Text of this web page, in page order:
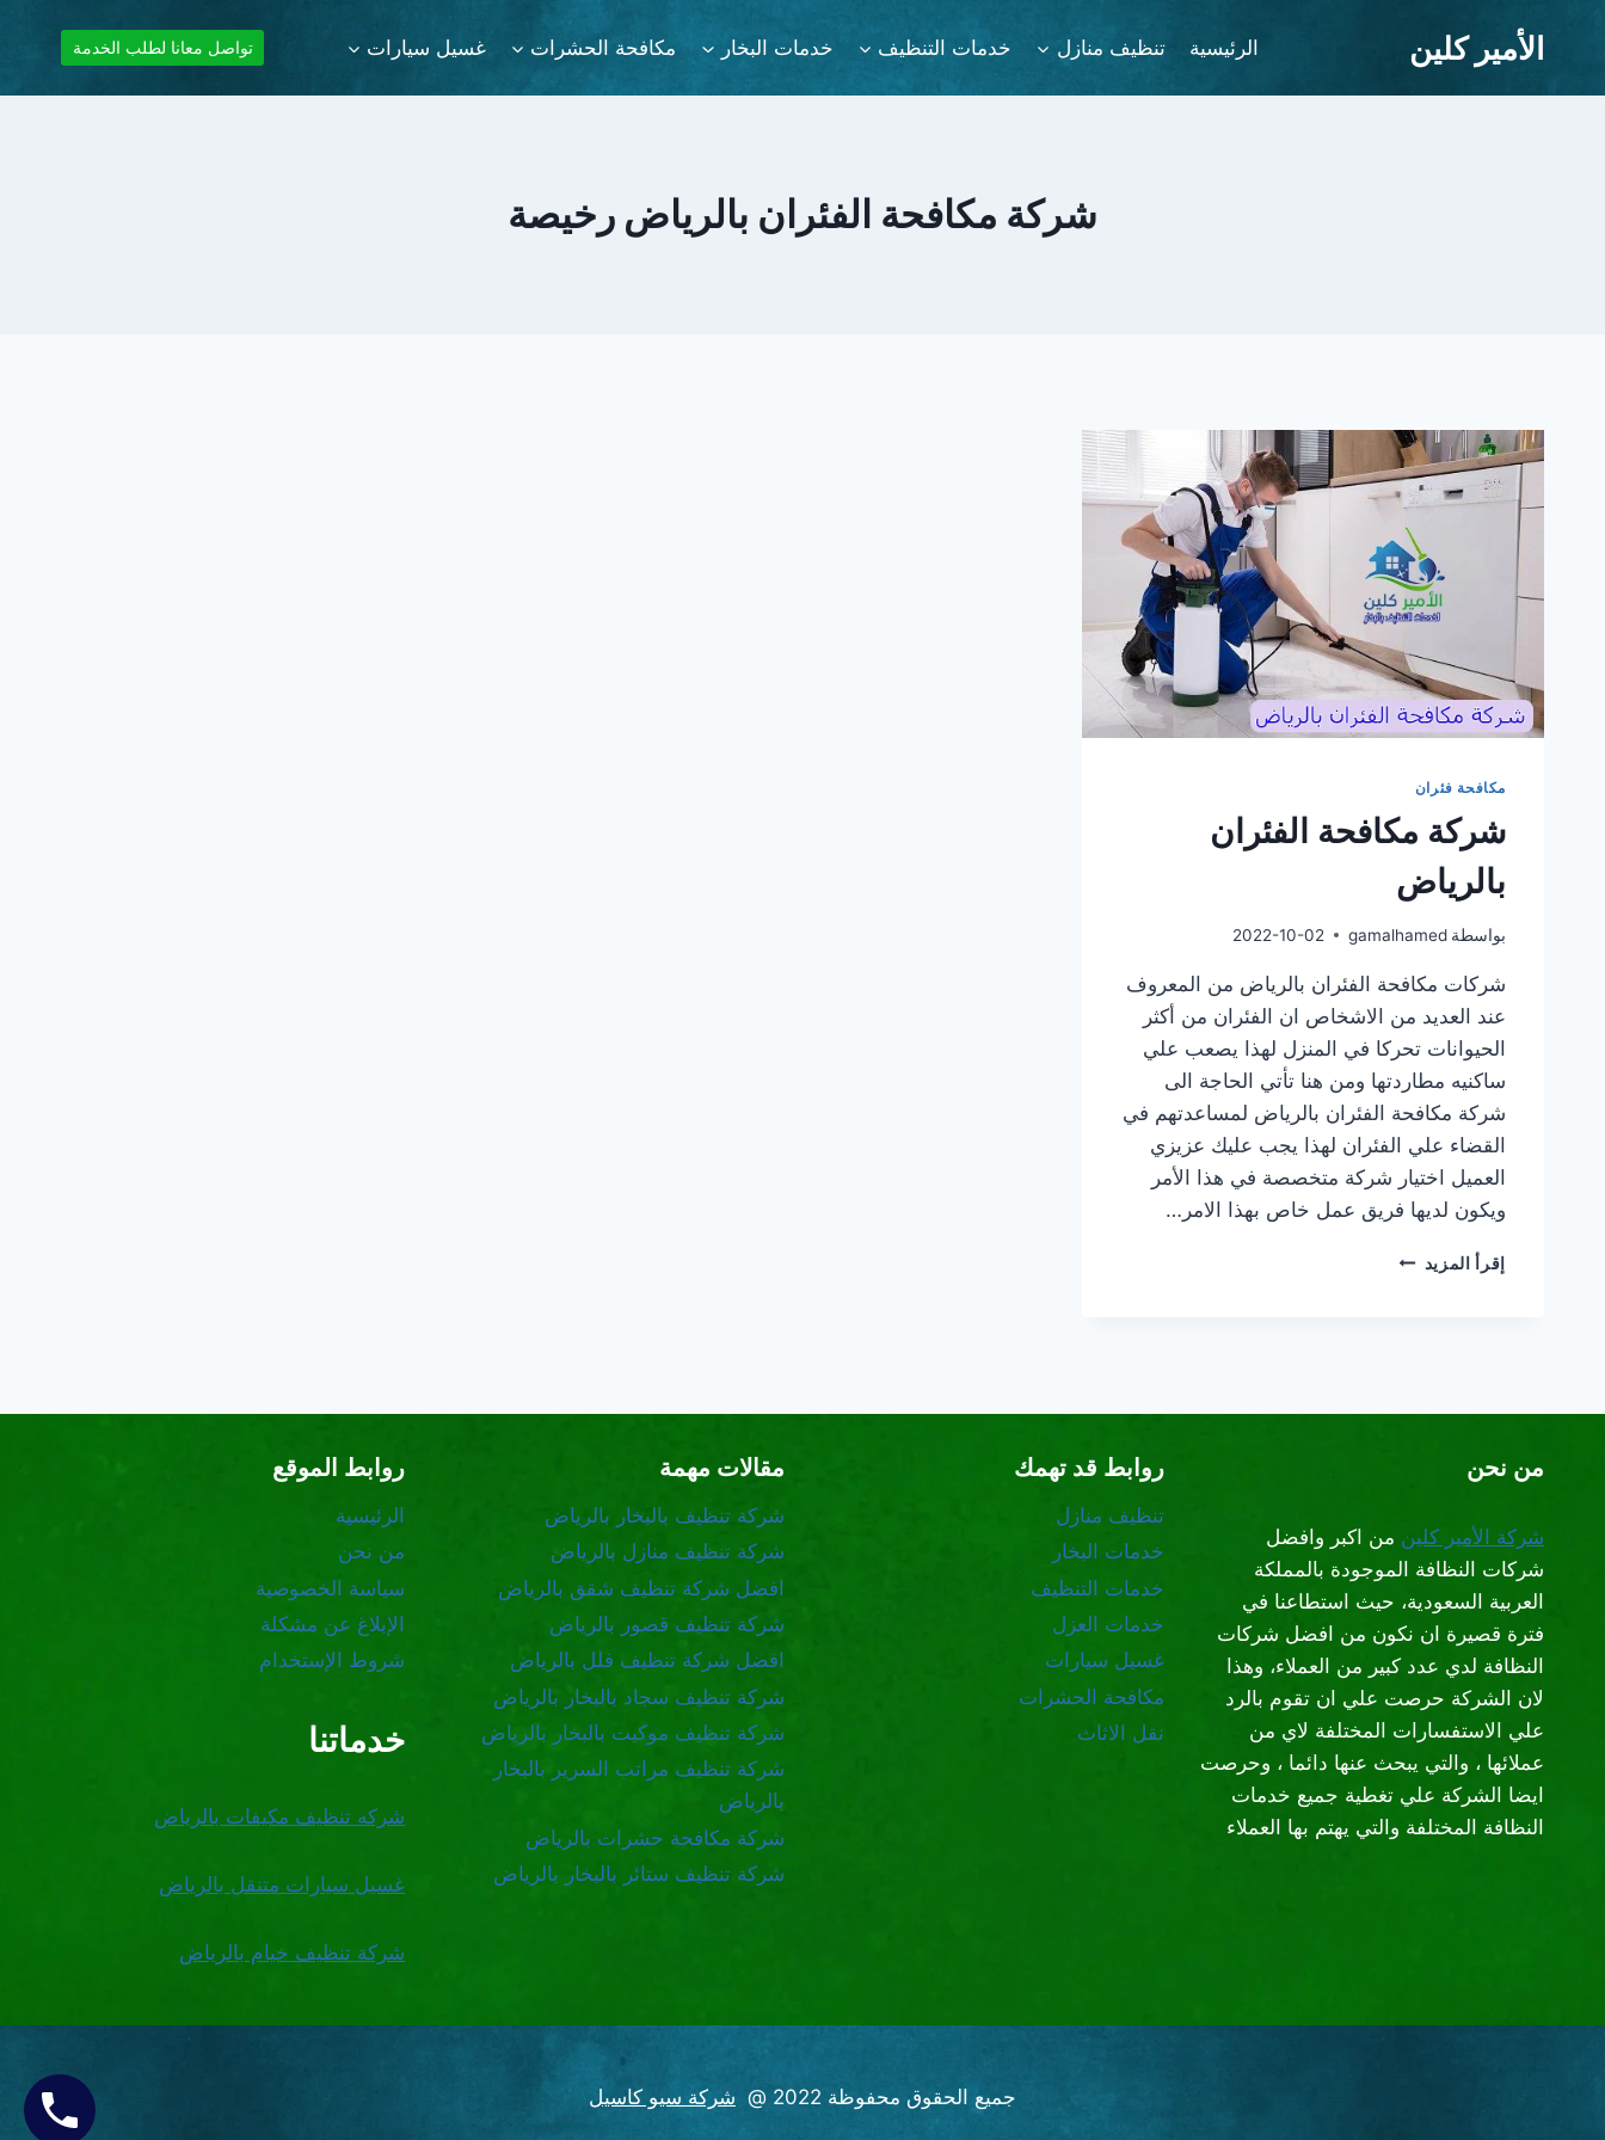
الأمير كلين الرئيسية تنظيف منازل خدمات التنظيف خدمات البخار مكافحة الحشرات غسيل سيارات تواصل معانا لطلب الخدمة
شركة مكافحة الفئران بالرياض رخيصة
مكافحة فئران
شركة مكافحة الفئران
بالرياض
بواسطة gamalhamed
2022-10-02
شركات مكافحة الفئران بالرياض من المعروف
عند العديد من الاشخاص ان الفئران من أكثر
الحيوانات تحركا في المنزل لهذا يصعب علي
ساكنيه مطاردتها ومن هنا تأتي الحاجة الى
شركة مكافحة الفئران بالرياض لمساعدتهم في
القضاء علي الفئران لهذا يجب عليك عزيزي
العميل اختيار شركة متخصصة في هذا الأمر
ويكون لديها فريق عمل خاص بهذا الامر…
إقرأ المزيد شركة
من نحن
شركة الأمير كلين من اكبر وافضل
شركات النظافة الموجودة بالمملكة
العربية السعودية، حيث استطاعنا في
فترة قصيرة ان نكون من افضل شركات
النظافة لدي عدد كبير من العملاء، وهذا
لان الشركة حرصت علي ان تقوم بالرد
علي الاستفسارات المختلفة لاي من
عملائها ، والتي يبحث عنها دائما ، وحرصت
ايضا الشركة علي تغطية جميع خدمات
النظافة المختلفة والتي يهتم بها العملاء
روابط قد تهمك
تنظيف منازل
خدمات البخار
خدمات التنظيف
خدمات العزل
غسيل سيارات
مكافحة الحشرات
نقل الاثاث
مقالات مهمة
شركة تنظيف بالبخار بالرياض
شركة تنظيف منازل بالرياض
افضل شركة تنظيف شقق بالرياض
شركة تنظيف قصور بالرياض
افضل شركة تنظيف فلل بالرياض
شركة تنظيف سجاد بالبخار بالرياض
شركة تنظيف موكيت بالبخار بالرياض
شركة تنظيف مراتب السرير بالبخار
بالرياض
شركة مكافحة حشرات بالرياض
شركة تنظيف ستائر بالبخار بالرياض
روابط الموقع
الرئيسية
من نحن
سياسة الخصوصية
الإبلاغ عن مشكلة
شروط الإستخدام
خدماتنا
شركه تنظيف مكيفات بالرياض
غسيل سيارات متنقل بالرياض
شركة تنظيف خيام بالرياض
جميع الحقوق محفوظة 2022 @ شركة سيو كاسيل